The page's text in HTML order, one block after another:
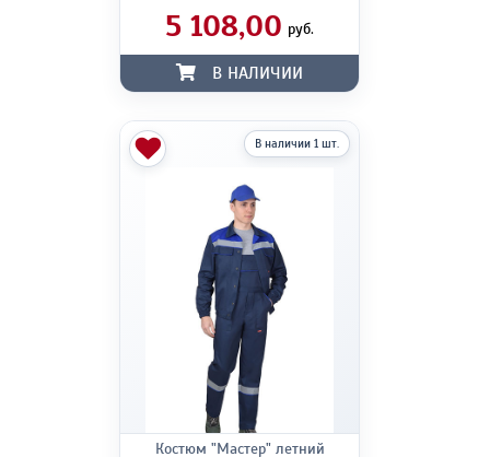
5 108,00 руб.
В НАЛИЧИИ
В наличии 1 шт.
Костюм "Мастер" летний